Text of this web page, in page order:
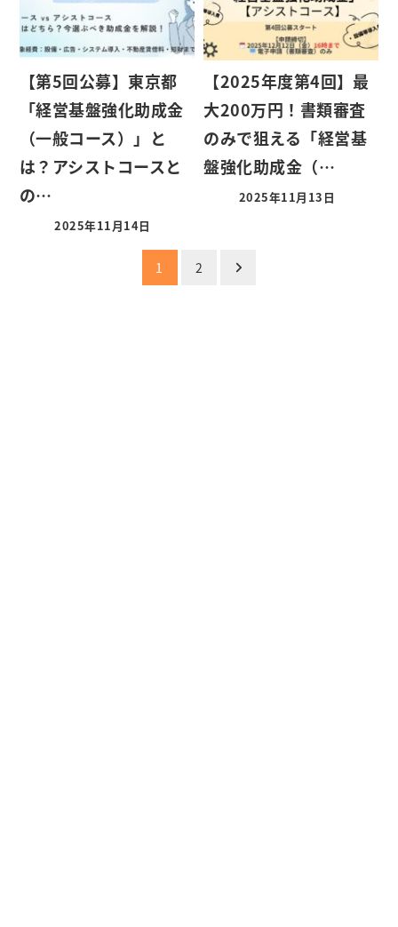
【第5回公募】東京都
「経営基盤強化助成金
（一般コース）」と
は？アシストコースと
の…
2025年11月14日
【2025年度第4回】最
大200万円！書類審査
のみで狙える「経営基
盤強化助成金（…
2025年11月13日
1 2